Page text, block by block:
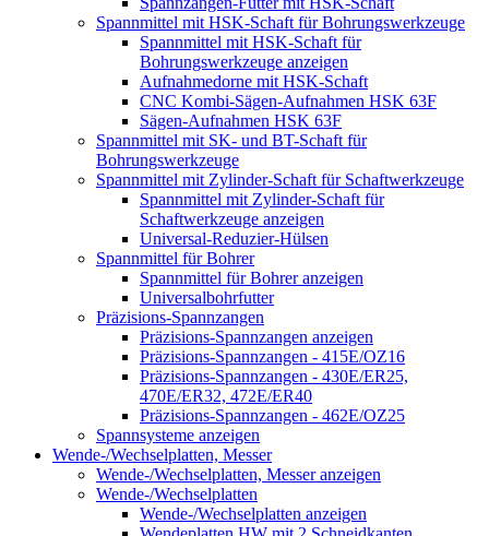
Spannmittel mit HSK-Schaft für Bohrungswerkzeuge
Spannmittel mit HSK-Schaft für
Bohrungswerkzeuge anzeigen
Aufnahmedorne mit HSK-Schaft
CNC Kombi-Sägen-Aufnahmen HSK 63F
Sägen-Aufnahmen HSK 63F
Spannmittel mit SK- und BT-Schaft für
Bohrungswerkzeuge
Spannmittel mit Zylinder-Schaft für Schaftwerkzeuge
Spannmittel mit Zylinder-Schaft für
Schaftwerkzeuge anzeigen
Universal-Reduzier-Hülsen
Spannmittel für Bohrer
Spannmittel für Bohrer anzeigen
Universalbohrfutter
Präzisions-Spannzangen
Präzisions-Spannzangen anzeigen
Präzisions-Spannzangen - 415E/OZ16
Präzisions-Spannzangen - 430E/ER25,
470E/ER32, 472E/ER40
Präzisions-Spannzangen - 462E/OZ25
Spannsysteme anzeigen
Wende-/Wechselplatten, Messer
Wende-/Wechselplatten, Messer anzeigen
Wende-/Wechselplatten
Wende-/Wechselplatten anzeigen